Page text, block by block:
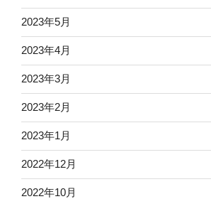
2023年5月
2023年4月
2023年3月
2023年2月
2023年1月
2022年12月
2022年10月